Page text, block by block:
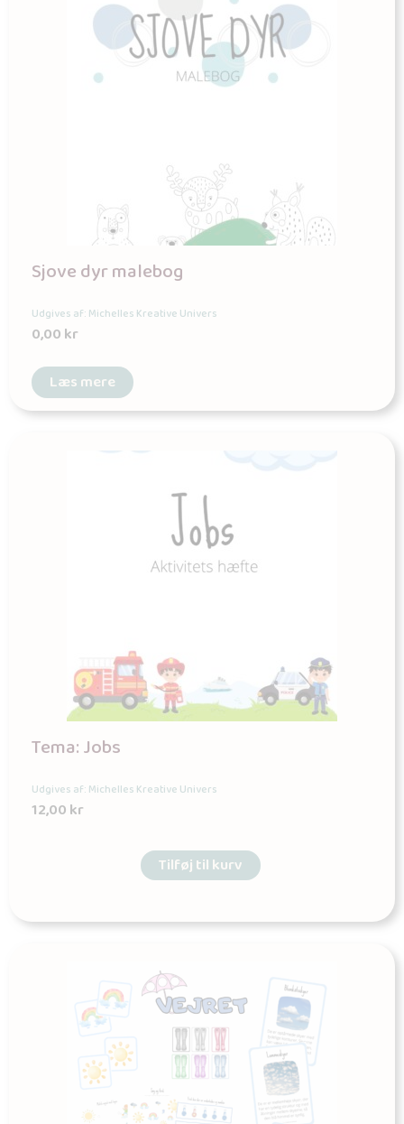
Sjove dyr malebog
Udgives af: Michelles Kreative Univers
0,00kr
Læs mere
Tema: Jobs
Udgives af: Michelles Kreative Univers
12,00kr
Tilføj til kurv